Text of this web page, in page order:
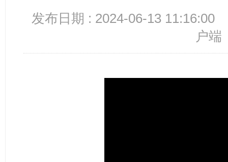
发布日期 : 2024-06-13 11:16:00
户端